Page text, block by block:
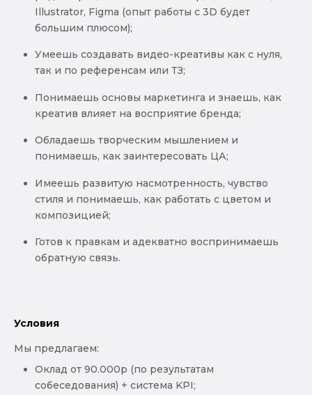
Illustrator, Figma (опыт работы с 3D будет
большим плюсом);
Умеешь создавать видео-креативы как с нуля,
так и по референсам или ТЗ;
Понимаешь основы маркетинга и знаешь, как
креатив влияет на восприятие бренда;
Обладаешь творческим мышлением и
понимаешь, как заинтересовать ЦА;
Имеешь развитую насмотренность, чувство
стиля и понимаешь, как работать с цветом и
композицией;
Готов к правкам и адекватно воспринимаешь
обратную связь.
Условия
Мы предлагаем:
Оклад от 90.000р (по результатам
собеседования) + система KPI;